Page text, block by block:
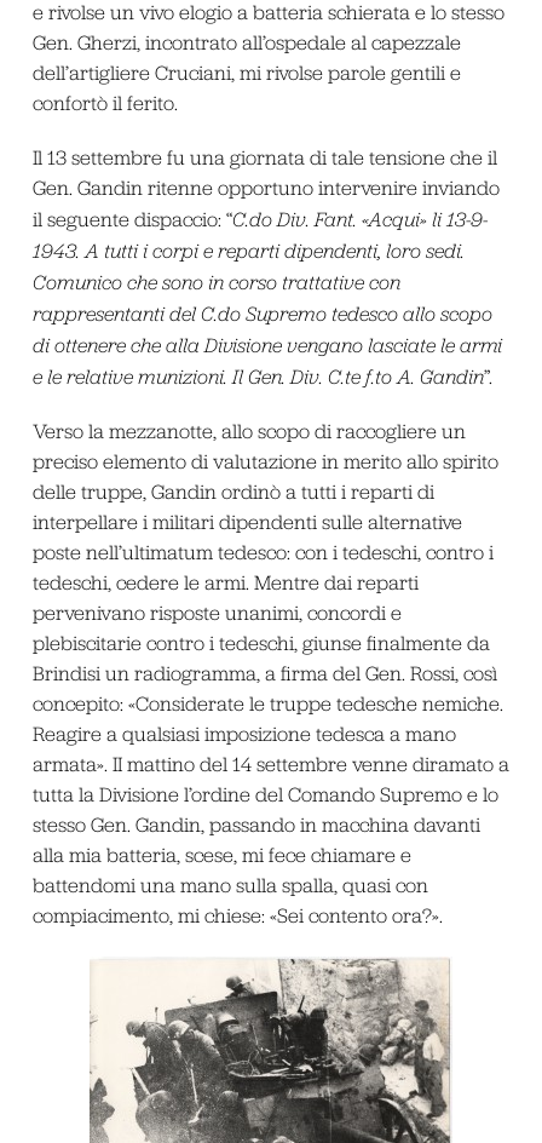
e rivolse un vivo elogio a batteria schierata e lo stesso
Gen. Gherzi, incontrato all’ospedale al capezzale
dell’artigliere Cruciani, mi rivolse parole gentili e
confortò il ferito.
Il 13 settembre fu una giornata di tale tensione che il
Gen. Gandin ritenne opportuno intervenire inviando
il seguente dispaccio: “C.do Div. Fant. «Acqui» li 13-9-
1943. A tutti i corpi e reparti dipendenti, loro sedi.
Comunico che sono in corso trattative con
rappresentanti del C.do Supremo tedesco allo scopo
di ottenere che alla Divisione vengano lasciate le armi
e le relative munizioni. Il Gen. Div. C.te f.to A. Gandin”.
Verso la mezzanotte, allo scopo di raccogliere un
preciso elemento di valutazione in merito allo spirito
delle truppe, Gandin ordinò a tutti i reparti di
interpellare i militari dipendenti sulle alternative
poste nell’ultimatum tedesco: con i tedeschi, contro i
tedeschi, cedere le armi. Mentre dai reparti
pervenivano risposte unanimi, concordi e
plebiscitarie contro i tedeschi, giunse finalmente da
Brindisi un radiogramma, a firma del Gen. Rossi, così
concepito: «Considerate le truppe tedesche nemiche.
Reagire a qualsiasi imposizione tedesca a mano
armata». II mattino del 14 settembre venne diramato a
tutta la Divisione l’ordine del Comando Supremo e lo
stesso Gen. Gandin, passando in macchina davanti
alla mia batteria, scese, mi fece chiamare e
battendomi una mano sulla spalla, quasi con
compiacimento, mi chiese: «Sei contento ora?».